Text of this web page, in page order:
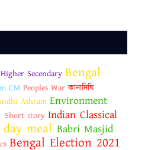
Higher Secendary Bengal
CM Peoples War কানাদিঘি
Ashram Environment
Short story Indian Classical
meal Babri Masjid
Bengal Election 2021